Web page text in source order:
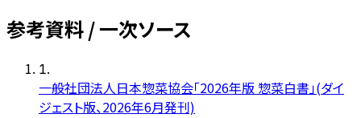
参考資料 / 一次ソース
1.
一般社団法人日本惣菜協会「2026年版 惣菜白書」(ダイ
ジェスト版、2026年6月発刊)